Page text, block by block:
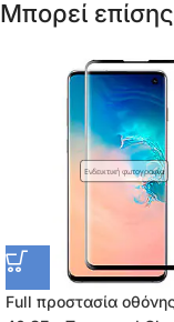
Μπορεί
Ενδεικτική φωτογραφία
Full προστασία